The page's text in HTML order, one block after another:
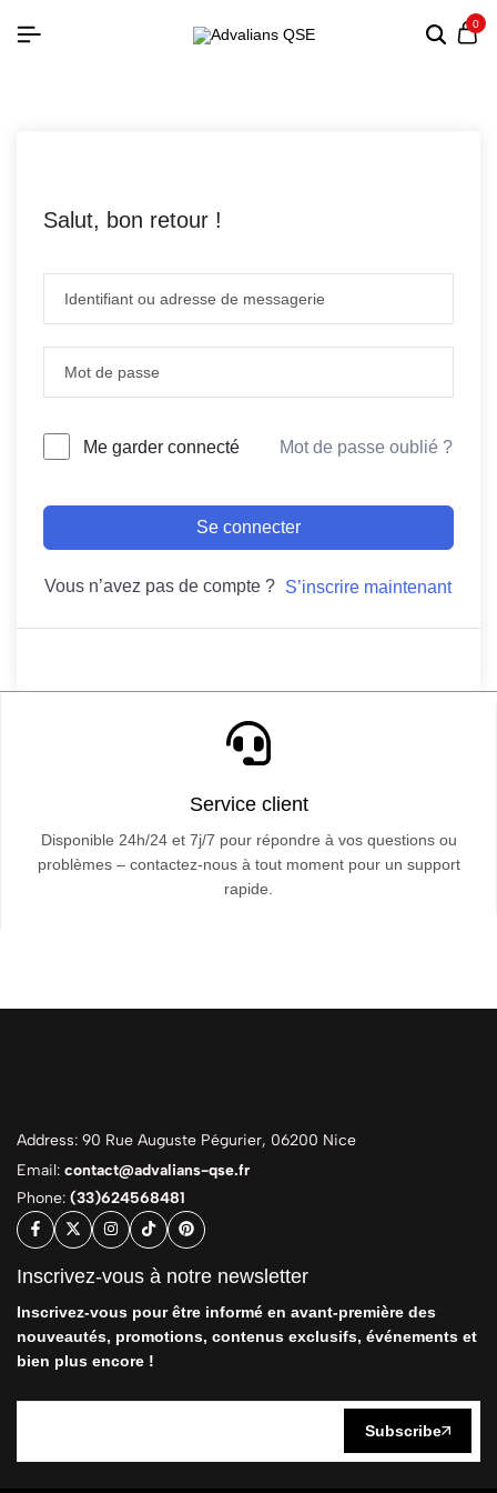
0
Salut, bon retour !
Me garder connecté Mot de passe oublié ?
Se connecter
Vous n’avez pas de compte ? S’inscrire maintenant
Service client
Disponible 24h/24 et 7j/7 pour répondre à vos questions ou
problèmes – contactez-nous à tout moment pour un support
rapide.
Address: 90 Rue Auguste Pégurier, 06200 Nice
Email: contact@advalians-qse.fr
Phone: (33)624568481
Inscrivez-vous à notre newsletter
Inscrivez-vous pour être informé en avant-première des
nouveautés, promotions, contenus exclusifs, événements et
bien plus encore !
Subscribe